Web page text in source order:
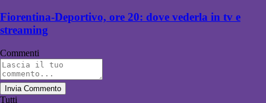
Fiorentina-Deportivo, ore 20: dove vederla in tv e
streaming
Commenti
Invia Commento
Tutti